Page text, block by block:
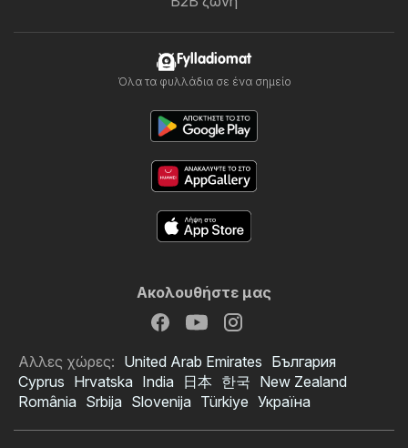
Fylladiomat
Όλα τα φυλλάδια σε ένα σημείο
Ακολουθήστε μας
Αλλες χώρες: United Arab Emirates България
Cyprus Hrvatska India 日本 한국 New Zealand
România Srbija Slovenija Türkiye Україна